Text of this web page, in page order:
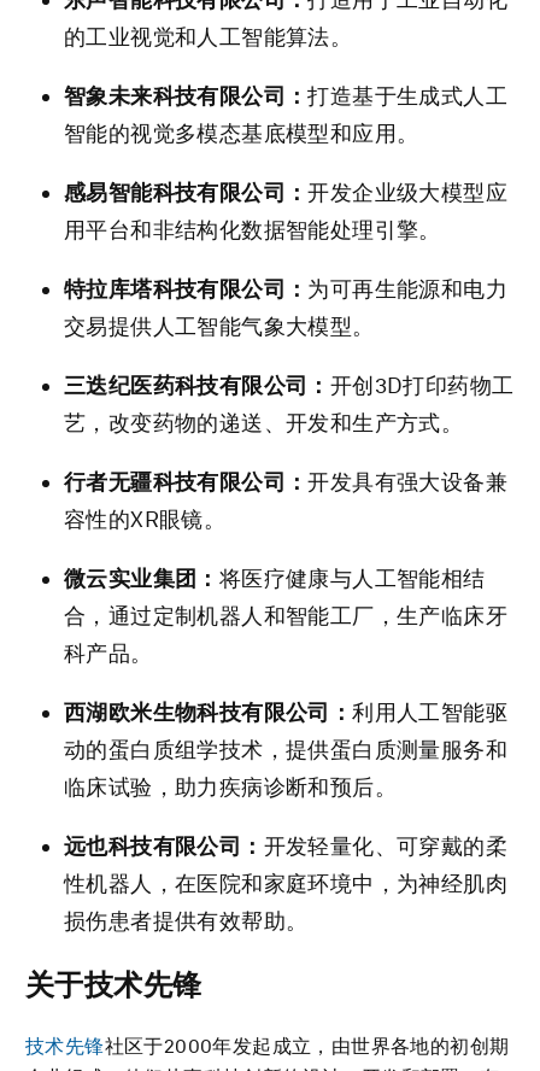
的工业视觉和人工智能算法。
智象未来科技有限公司：打造基于生成式人工
智能的视觉多模态基底模型和应用。
感易智能科技有限公司：开发企业级大模型应
用平台和非结构化数据智能处理引擎。
特拉库塔科技有限公司： 为可再生能源和电力
交易提供人工智能气象大模型。
三迭纪医药科技有限公司： 开创3D打印药物工
艺，改变药物的递送、开发和生产方式。
行者无疆科技有限公司：开发具有强大设备兼
容性的XR眼镜。
微云实业集团： 将医疗健康与人工智能相结
合，通过定制机器人和智能工厂，生产临床牙
科产品。
西湖欧米生物科技有限公司：利用人工智能驱
动的蛋白质组学技术，提供蛋白质测量服务和
临床试验，助力疾病诊断和预后。
远也科技有限公司： 开发轻量化、可穿戴的柔
性机器人，在医院和家庭环境中，为神经肌肉
损伤患者提供有效帮助。
关于技术先锋
技术先锋社区于2000年发起成立，由世界各地的初创期